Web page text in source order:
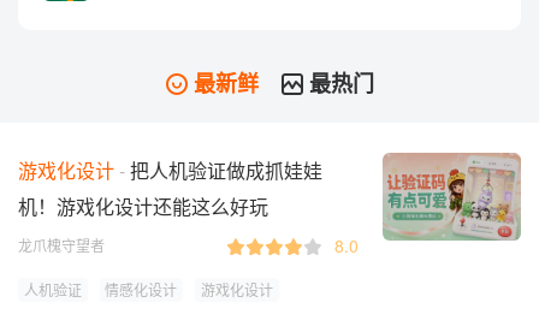
最新鲜 最热门
游戏化设计 把人机验证做成抓娃娃
机！游戏化设计还能这么好玩
龙爪槐守望者 8.0
人机验证 情感化设计 游戏化设计